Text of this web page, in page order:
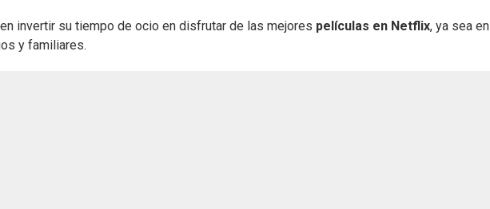
invertir su tiempo de ocio en disfrutar de las mejores películas en Netflix, ya sea en
y familiares.